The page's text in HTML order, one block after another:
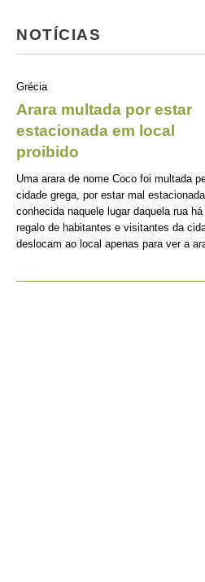
NOTÍCIAS
Grécia
Arara multada por estar
estacionada em local
proibido
Uma arara de nome Coco foi multada
cidade grega, por estar mal
conhecida naquele lugar daquela rua
regalo de habitantes e visitantes da
deslocam ao local apenas para ver a